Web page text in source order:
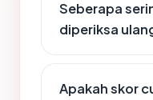
Seberapa
diperiksa
Apakah skor